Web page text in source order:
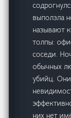
выползла
называют
толпы:
соседи.
обычных
убийц. Они
них нет